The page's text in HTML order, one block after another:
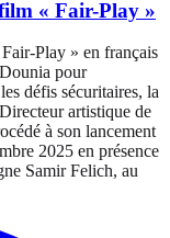
« Fair-Play »
Play » en français
pour
défis sécuritaires, la
artistique de
à son lancement
2025 en présence
Samir Felich, au